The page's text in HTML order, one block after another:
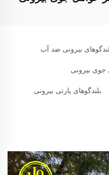
بیرونی ضد آب
جوی بیرونی
بلندگوهای پارتی بیرونی